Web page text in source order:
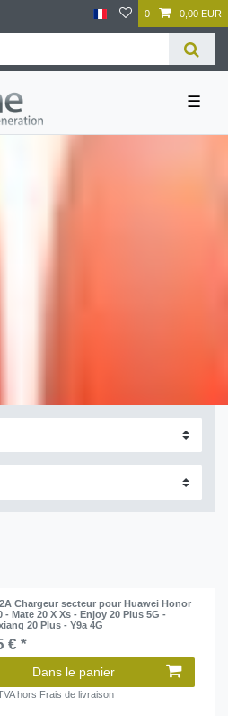
0 0,00 EUR
☰
Chargeur secteur pour Huawei Honor
- Mate 20 X Xs - Enjoy 20 Plus 5G -
20 Plus - Y9a 4G
€ *
Dans le panier
hors Frais de livraison